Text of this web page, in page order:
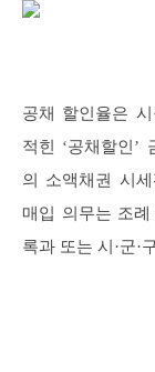
공채 할인율은
적힌 ‘공채할인’
의 소액채권 시
매입 의무는 조
록과 또는 시·군·